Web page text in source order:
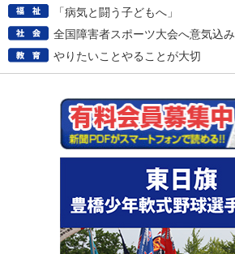
「病気と闘う子どもへ」
全国障害者スポーツ大会へ意気込み
やりたいことやることが大切